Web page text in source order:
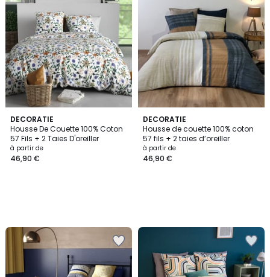
DECORATIE
Housse De Couette 100% Coton
57 Fils + 2 Taies D'oreiller
à partir de
46,90 €
DECORATIE
Housse de couette 100% coton
57 fils + 2 taies d’oreiller
à partir de
46,90 €